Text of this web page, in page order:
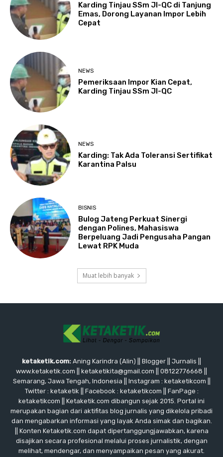
Karding Tinjau SSm JI-QC di Tanjung
Emas, Dorong Layanan Impor Lebih
Cepat
NEWS
Pemeriksaan Impor Kian Cepat,
Karding Tinjau SSm JI-QC
NEWS
Karding: Tak Ada Toleransi Sertifikat
Karantina Palsu
BISNIS
Bulog Jateng Perkuat Sinergi
dengan Polines, Mahasiswa
Berpeluang Jadi Pengusaha Pangan
Lewat RPK Muda
Muat lebih banyak
ketaketik.com: Aning Karindra (Alin) || Blogger || Jurnalis ||
www.ketaketik.com || ketaketikita@gmail.com || 08122776668 ||
Semarang, Jawa Tengah, Indonesia || Instagram : ketaketikcom ||
Twitter : ketaketik || Facebook : ketaketikcom || FanPage :
ketaketikcom || Ketaketik.com dibangun sejak 2015. Portal ini
merupakan bagian dari aktifitas blog jurnalis yang dikelola pribadi
dan mengabarkan informasi yang layak Anda simak dan bagikan.
|| Konten Ketaketik.com dapat dipertanggungjawabkan, karena
disajikan secara profesional melalui proses jurnalistik, dengan
melihat, mendengar, dan menyampaikan pesan yang akurat.